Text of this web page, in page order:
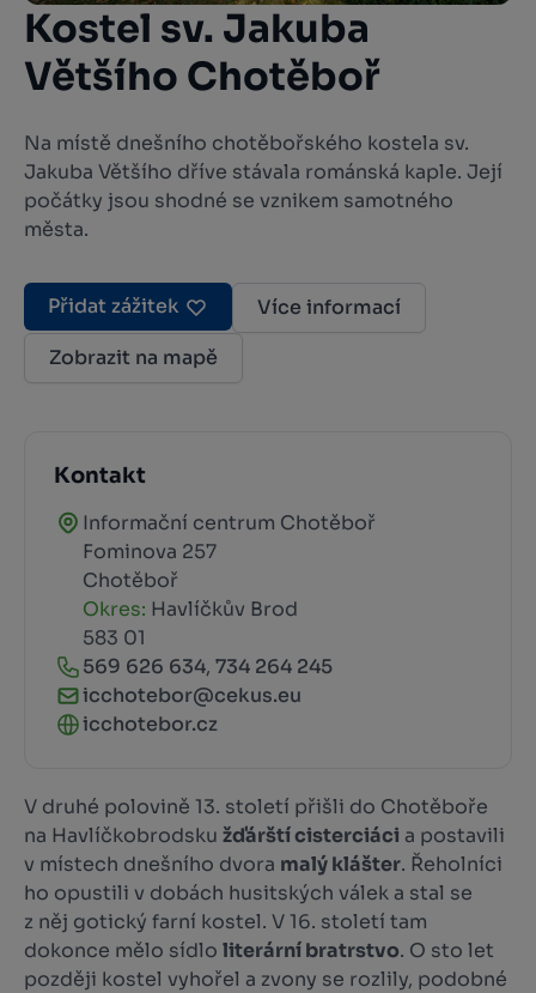
Kostel sv. Jakuba
Většího Chotěboř
Na místě dnešního chotěbořského kostela sv.
Jakuba Většího dříve stávala románská kaple. Její
počátky jsou shodné se vznikem samotného
města.
Přidat zážitek
Více informací
Zobrazit na mapě
Kontakt
Informační centrum Chotěboř
Fominova 257
Chotěboř
Okres: Havlíčkův Brod
583 01
569 626 634, 734 264 245
icchotebor@cekus.eu
icchotebor.cz
V druhé polovině 13. století přišli do Chotěboře
na Havlíčkobrodsku žďárští cisterciáci a postavili
v místech dnešního dvora malý klášter. Řeholníci
ho opustili v dobách husitských válek a stal se
z něj gotický farní kostel. V 16. století tam
dokonce mělo sídlo literární bratrstvo. O sto let
později kostel vyhořel a zvony se rozlily, podobné